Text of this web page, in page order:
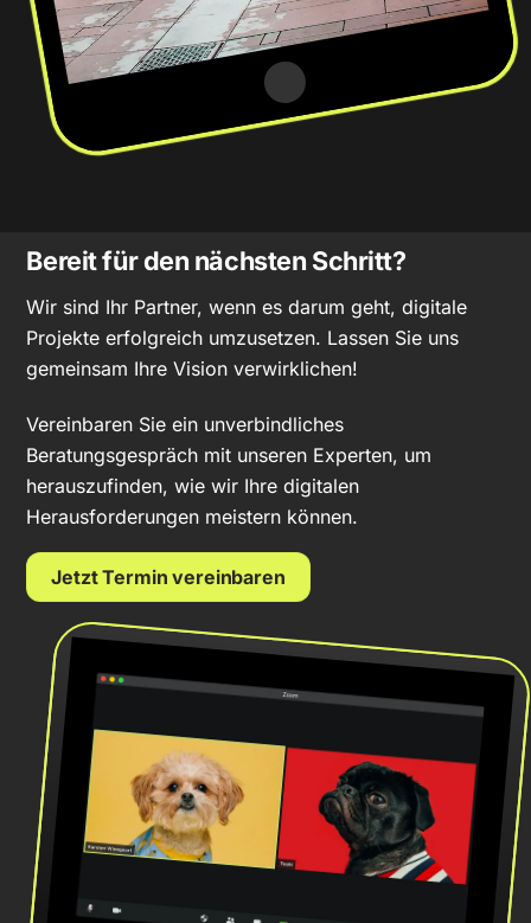
Bereit für den nächsten Schritt?
Wir sind Ihr Partner, wenn es darum geht, digitale
Projekte erfolgreich umzusetzen. Lassen Sie uns
gemeinsam Ihre Vision verwirklichen!
Vereinbaren Sie ein unverbindliches
Beratungsgespräch mit unseren Experten, um
herauszufinden, wie wir Ihre digitalen
Herausforderungen meistern können.
Jetzt Termin vereinbaren